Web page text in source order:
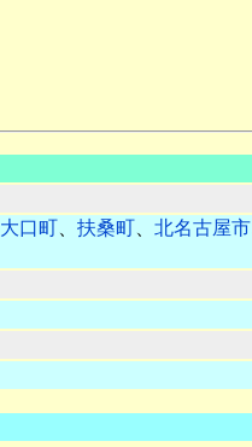
大口町、 扶桑町、 北名古屋市